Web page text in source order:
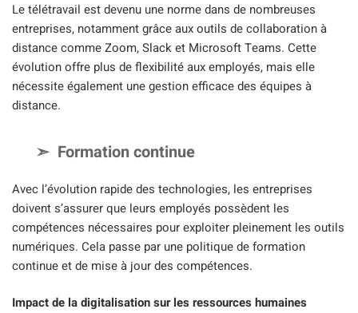
Le télétravail est devenu une norme dans de nombreuses
entreprises, notamment grâce aux outils de collaboration à
distance comme Zoom, Slack et Microsoft Teams. Cette
évolution offre plus de flexibilité aux employés, mais elle
nécessite également une gestion efficace des équipes à
distance.
Formation continue
Avec l’évolution rapide des technologies, les entreprises
doivent s’assurer que leurs employés possèdent les
compétences nécessaires pour exploiter pleinement les outils
numériques. Cela passe par une politique de formation
continue et de mise à jour des compétences.
Impact de la digitalisation sur les ressources humaines